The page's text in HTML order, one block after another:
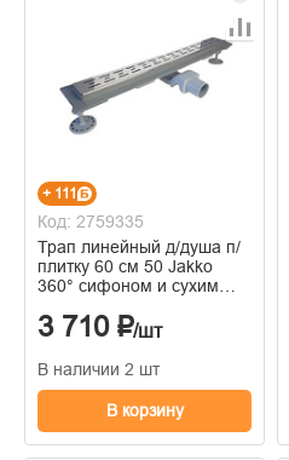
+ 111
Код: 2759335
Трап линейный д/душа п/
плитку 60 см 50 Jakko
360° сифоном и сухим
3 710 ₽/шт
В наличии 2 шт
В корзину